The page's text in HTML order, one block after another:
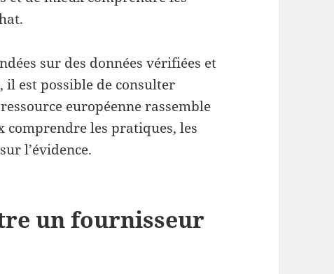
sur des données vérifiées et
il est possible de consulter
européenne rassemble
les pratiques, les
l’évidence.
un fournisseur